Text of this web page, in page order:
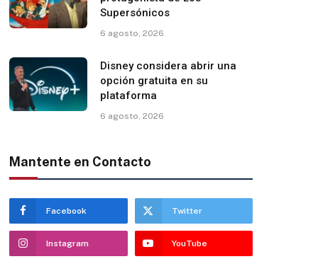
Supersónicos
6 agosto, 2026
Disney considera abrir una
opción gratuita en su
plataforma
6 agosto, 2026
Mantente en Contacto
Facebook Twitter
Instagram YouTube